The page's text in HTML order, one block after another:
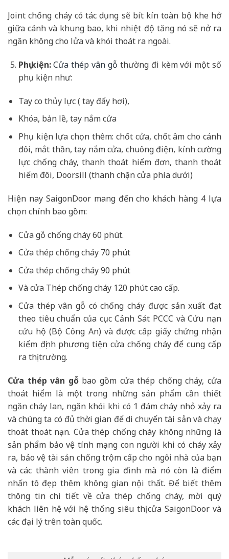
Joint chống cháy có tác dụng sẽ bít kín toàn bộ khe hở
giữa cánh và khung bao, khi nhiệt độ tăng nó sẽ nở ra
ngăn không cho lửa và khói thoát ra ngoài.
Phụ kiện:Cửa thép vân gỗ thường đi kèm với một số
phụ kiện như:
Tay co thủy lực ( tay đẩy hơi),
Khóa, bản lề, tay nắm cửa
Phụ kiện lựa chọn thêm: chốt cửa, chốt âm cho cánh
đôi, mắt thần, tay nắm cửa, chuông điện, kính cường
lực chống cháy, thanh thoát hiểm đơn, thanh thoát
hiểm đôi, Doorsill (thanh chặn cửa phía dưới)
Hiện nay SaigonDoor mang đến cho khách hàng 4 lựa
chọn chính bao gồm:
Cửa gỗ chống cháy 60 phút.
Cửa thép chống cháy 70 phút
Cửa thép chống cháy 90 phút
Và cửa Thép chống cháy 120 phút cao cấp.
Cửa thép vân gỗ có chống cháy được sản xuất đạt
theo tiêu chuẩn của cục Cảnh Sát PCCC và Cứu nạn
cứu hộ (Bộ Công An) và được cấp giấy chứng nhận
kiểm định phương tiện cửa chống cháy để cung cấp
ra thị trường.
Cửa thép vân gỗbao gồm cửa thép chống cháy, cửa
thoát hiểm là một trong những sản phẩm cần thiết
ngăn cháy lan, ngăn khói khi có 1 đám cháy nhỏ xảy ra
và chúng ta có đủ thời gian để di chuyển tài sản và chạy
thoát thoát nạn. Cửa thép chống cháy không những là
sản phẩm bảo vệ tính mạng con người khi có cháy xảy
ra, bảo vệ tài sản chống trộm cấp cho ngôi nhà của bạn
và các thành viên trong gia đình mà nó còn là điểm
nhấn tô đẹp thêm không gian nội thất. Để biết thêm
thông tin chi tiết về cửa thép chống cháy, mời quý
khách liên hệ với hệ thống siêu thị cửa SaigonDoor và
các đại lý trên toàn quốc.